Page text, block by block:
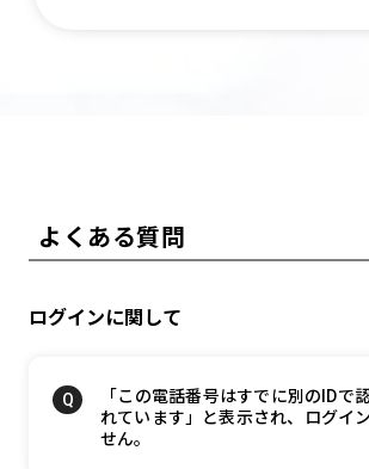
よくある質問
ログインに関して
「この電話番号はすでに別のIDで
れています」と表示され、ログイ
せん。